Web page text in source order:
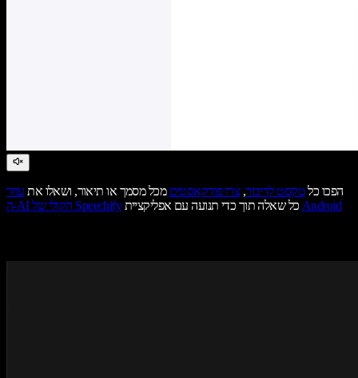
הפכו כלטקסט לדיבור,צרו פודקאסטים מכל מסמך או תיאור, ושאלו את עוזר
ה-AI הקולי של Speechify
כל שאלה תוך כדי תנועה עם אפליקצייתAndroid